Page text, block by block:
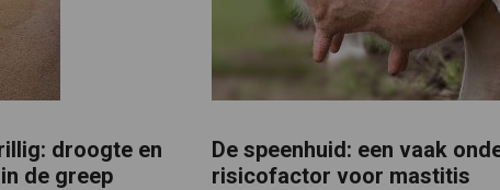
droogte en
de greep
De speenhuid: een vaak
risicofactor voor mastitis